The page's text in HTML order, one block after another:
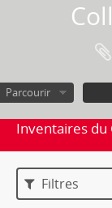
Parcourir
Inventaires du
Filtres